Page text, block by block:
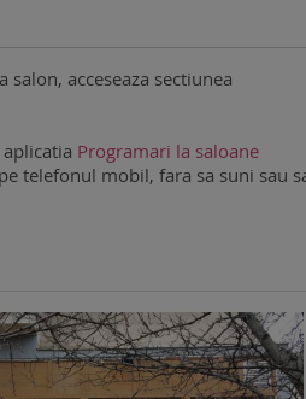
acceseaza sectiunea
Programari la saloane
telefonul mobil, fara sa suni sau